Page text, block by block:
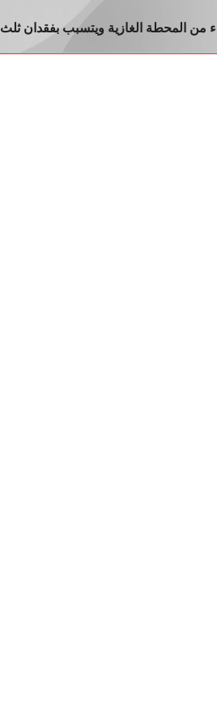
المحطة الغازية ويتسبب بفقدان ثلث